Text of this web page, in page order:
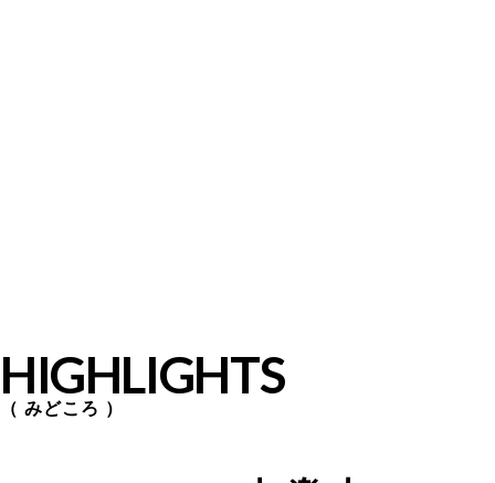
HIGHLIGHTS
みどころ